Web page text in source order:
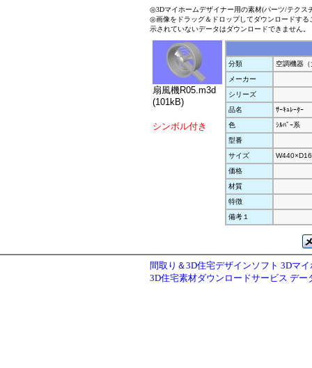
◎3Dマイホームデザイナー用の素材(パーツ/テクス
◎画像をドラッグ＆ドロップしてダウンロードす
示されていないデータはダウンロードできません。
扇風機R05.m3d
(101kB)
シンボル付き
分類
空調機器
メーカー
シリーズ
品名
ｻｰｷｭﾚｰﾀｰ
色
ｼﾙﾊﾞｰ系
型番
サイズ
価格
材質
特徴
備考１
間取り＆3D住宅デザインソフト 3Dマ
3D住宅素材ダウンロードサービス デー